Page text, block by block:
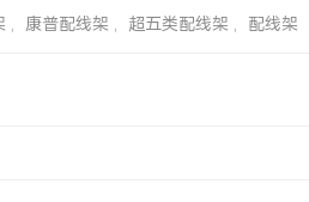
, 康普配线架 , 超五类配线架 , 配线架